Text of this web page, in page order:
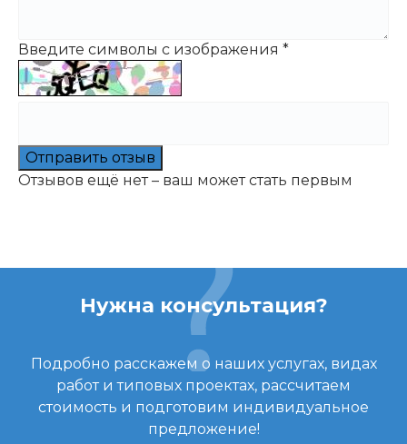
Введите символы с изображения *
Отправить отзыв
Отзывов ещё нет – ваш может стать первым
Нужна консультация?
Подробно расскажем о наших услугах, видах
работ и типовых проектах, рассчитаем
стоимость и подготовим индивидуальное
предложение!